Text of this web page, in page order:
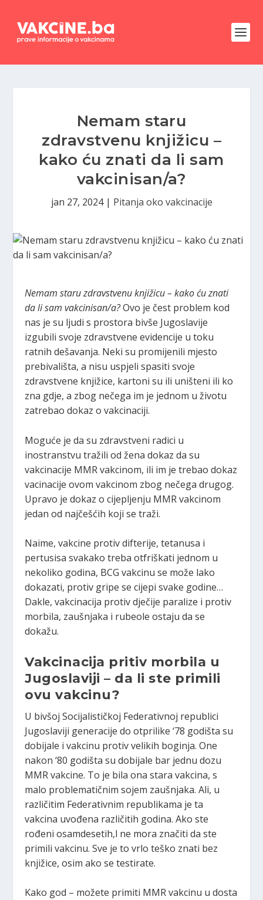
Nemam staru
zdravstvenu knjižicu –
kako ću znati da li sam
vakcinisan/a?
jan 27, 2024| Pitanja oko vakcinacije
Nemam staru zdravstvenu knjižicu – kako ću znati
da li sam vakcinisan/a?Ovo je čest problem kod
nas je su ljudi s prostora bivše Jugoslavije
izgubili svoje zdravstvene evidencije u toku
ratnih dešavanja. Neki su promijenili mjesto
prebivališta, a nisu uspjeli spasiti svoje
zdravstvene knjižice, kartoni su ili uništeni ili ko
zna gdje, a zbog nečega im je jednom u životu
zatrebao dokaz o vakcinaciji.
Moguće je da su zdravstveni radici u
inostranstvu tražili od žena dokaz da su
vakcinacije MMR vakcinom, ili im je trebao dokaz
vacinacije ovom vakcinom zbog nečega drugog.
Upravo je dokaz o cijepljenju MMR vakcinom
jedan od najčešćih koji se traži.
Naime, vakcine protiv difterije, tetanusa i
pertusisa svakako treba otfriškati jednom u
nekoliko godina, BCG vakcinu se može lako
dokazati, protiv gripe se cijepi svake godine…
Dakle, vakcinacija protiv dječije paralize i protiv
morbila, zaušnjaka i rubeole ostaju da se
dokažu.
Vakcinacija pritiv morbila u
Jugoslaviji – da li ste primili
ovu vakcinu?
U bivšoj Socijalističkoj Federativnoj republici
Jugoslaviji generacije do otprilike ‘78 godišta su
dobijale i vakcinu protiv velikih boginja. One
nakon ‘80 godišta su dobijale bar jednu dozu
MMR vakcine. To je bila ona stara vakcina, s
malo problematičnim sojem zaušnjaka. Ali, u
različitim Federativnim republikama je ta
vakcina uvođena različitih godina. Ako ste
rođeni osamdesetih,l ne mora značiti da ste
primili vakcinu. Sve je to vrlo teško znati bez
knjižice, osim ako se testirate.
Kako god – možete primiti MMR vakcinu u dosta